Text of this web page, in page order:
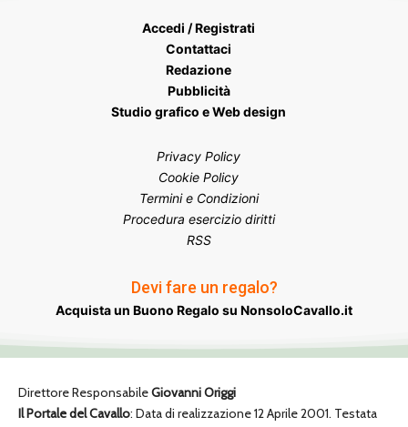
Accedi / Registrati
Contattaci
Redazione
Pubblicità
Studio grafico e Web design
Privacy Policy
Cookie Policy
Termini e Condizioni
Procedura esercizio diritti
RSS
Devi fare un regalo?
Acquista un Buono Regalo su NonsoloCavallo.it
Direttore ResponsabileGiovanni Origgi
Il Portale del Cavallo: Data di realizzazione 12 Aprile 2001. Testata